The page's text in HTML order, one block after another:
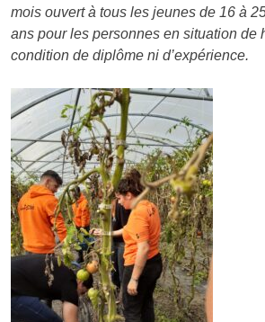
mois ouvert à tous les jeunes de 16 à
ans pour les personnes en situation de
condition de diplôme ni d’expérience.